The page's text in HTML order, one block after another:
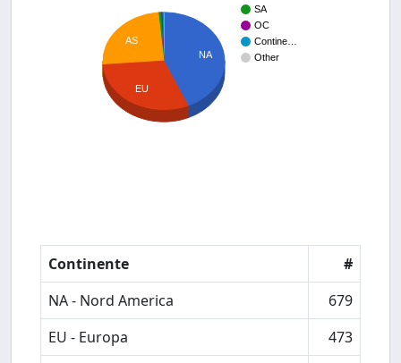
SA
OC
Contine…
Other
NA
AS
EU
Continente
#
NA - Nord America
679
EU - Europa
473